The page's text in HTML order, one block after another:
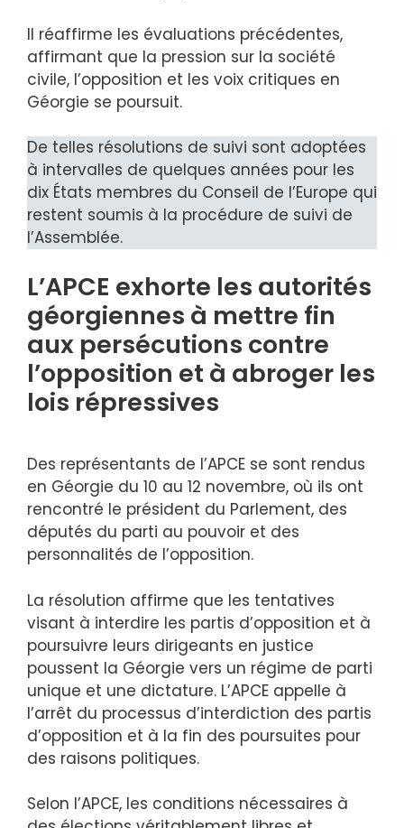
Il réaffirme les évaluations précédentes,
affirmant que la pression sur la société
civile, l’opposition et les voix critiques en
Géorgie se poursuit.
De telles résolutions de suivi sont adoptées
à intervalles de quelques années pour les
dix États membres du Conseil de l’Europe qui
restent soumis à la procédure de suivi de
l’Assemblée.
L’APCE exhorte les autorités
géorgiennes à mettre fin
aux persécutions contre
l’opposition et à abroger les
lois répressives
Des représentants de l’APCE se sont rendus
en Géorgie du 10 au 12 novembre, où ils ont
rencontré le président du Parlement, des
députés du parti au pouvoir et des
personnalités de l’opposition.
La résolution affirme que les tentatives
visant à interdire les partis d’opposition et à
poursuivre leurs dirigeants en justice
poussent la Géorgie vers un régime de parti
unique et une dictature. L’APCE appelle à
l’arrêt du processus d’interdiction des partis
d’opposition et à la fin des poursuites pour
des raisons politiques.
Selon l’APCE, les conditions nécessaires à